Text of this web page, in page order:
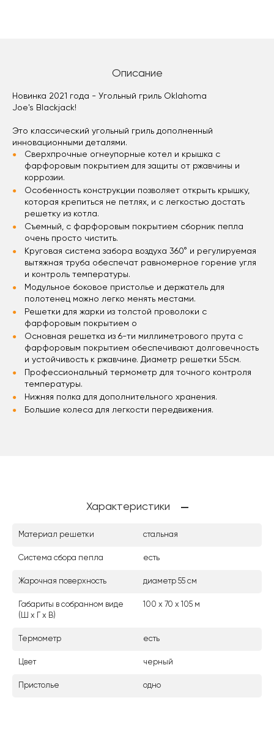
Описание
Новинка 2021 года - Угольный гриль Oklahoma
Joe's Blackjack!
Это классический угольный гриль дополненный
инновационными деталями.
Сверхпрочные огнеупорные котел и крышка с
фарфоровым покрытием для защиты от ржавчины и
коррозии.
Особенность конструкции позволяет открыть крышку,
которая крепиться не петлях, и с легкостью достать
решетку из котла.
Съемный, с фарфоровым покрытием сборник пепла
очень просто чистить.
Круговая система забора воздуха 360° и регулируемая
вытяжная труба обеспечат равномерное горение угля
и контроль температуры.
Модульное боковое пристолье и держатель для
полотенец можно легко менять местами.
Решетки для жарки из толстой проволоки с
фарфоровым покрытием о
Основная решетка из 6-ти миллиметрового прута с
фарфоровым покрытием обеспечивают долговечность
и устойчивость к ржавчине. Диаметр решетки 55см.
Профессиональный термометр для точного контроля
температуры.
Нижняя полка для дополнительного хранения.
Большие колеса для легкости передвижения.
Характеристики
Материал решетки стальная
Система сбора пепла есть
Жарочная поверхность диаметр 55 см
Габариты в собранном виде
(Ш х Г х В)
100 х 70 х 105 м
Термометр есть
Цвет черный
Пристолье одно